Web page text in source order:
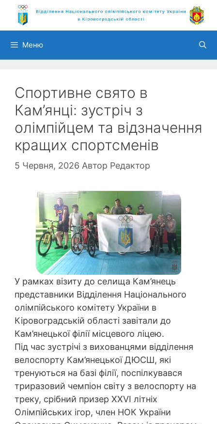
Перейти
вмісту
Меню
Спортивне свято в
Кам’янці: зустріч з
олімпійцем та відзначення
кращих спортсменів
5 Червня, 2026 Автор Редактор
У рамках візиту до селища Кам’янець
представники Відділення Національного
олімпійського комітету України в
Кіровоградській області завітали до
Кам’янецької філії місцевого ліцею.
Під час зустрічі з вихованцями відділення
велоспорту Кам’янецької ДЮСШ, які
тренуються на базі філії, поспілкувався
триразовий чемпіон світу з велоспорту на
треку, срібний призер XXVI літніх
Олімпійських ігор, член НОК України